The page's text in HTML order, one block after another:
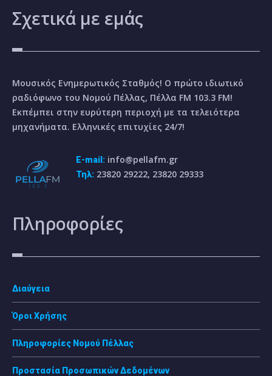
Σχετικά με εμάς
Μουσικός Ενημερωτικός Σταθμός! Ο πρώτο ιδιωτικό
ραδιόφωνο του Νομού Πέλλας, Πέλλα FM 103.3 FM!
Εκπέμπει στην ευρύτερη περιοχή με τα τελειότερα
μηχανήματα. Ελληνικές επιτυχίες 24/7!
E-mail: info@pellafm.gr
Τηλ: 23820 29222, 23820 29333
Πληροφορίες
Διαύγεια
Όροι Χρήσης
Πληροφορίες Νομού Πέλλας
Προστασία Προσωπικών Δεδομένων